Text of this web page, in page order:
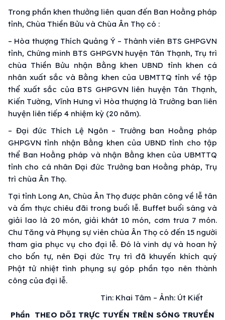
Trong phần khen thưởng liên quan đến Ban Hoằng pháp
tỉnh, Chùa Thiền Bửu và Chùa Ân Thọ có :
– Hòa thượng Thích Quảng Ý – Thành viên BTS GHPGVN
tỉnh, Chứng minh BTS GHPGVN huyện Tân Thạnh, Trụ trì
chùa Thiền Bửu nhận Bằng khen UBND tỉnh khen cá
nhân xuất sắc và Bằng khen của UBMTTQ tỉnh về tập
thể xuất sắc của BTS GHPGVN liên huyện Tân Thạnh,
Kiến Tường, Vĩnh Hưng vì Hòa thượng là Trưởng ban liên
huyện liên tiếp 4 nhiệm kỳ (20 năm).
– Đại đức Thích Lệ Ngôn – Trưởng ban Hoằng pháp
GHPGVN tỉnh nhận Bằng khen của UBND tỉnh cho tập
thể Ban Hoằng pháp và nhận Bằng khen của UBMTTQ
tỉnh cho cá nhân Đại đức Trưởng ban Hoằng pháp, Trụ
trì chùa Ân Thọ.
Tại tỉnh Long An, Chùa Ân Thọ được phân công về lễ tân
và ẩm thực chiêu đãi trong buổi lễ. Buffet buổi sáng và
giải lao là 20 món, giải khát 10 món, cơm trưa 7 món.
Chư Tăng và Phụng sự viên chùa Ân Thọ có đến 15 người
tham gia phục vụ cho đại lễ. Đó là vinh dự và hoan hỷ
cho bổn tự, nên Đại đức Trụ trì đã khuyến khích quý
Phật tử nhiệt tình phụng sự góp phần tạo nên thành
công của đại lễ.
Tin: Khai Tâm – Ảnh: Út Kiết
Phần THEO DÕI TRỰC TUYẾN TRÊN SÓNG TRUYỀN